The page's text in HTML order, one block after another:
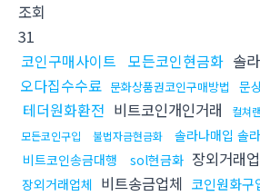
조회
31
코인구매사이트 모든코인현금화 솔
오다집수수료 문화상품권코인구매방법 문
테더원화환전 비트코인개인거래
컬쳐
모든코인구입
불법자금현금화
솔라나매입 솔
비트코인송금대행
sol현금화 장외거래
장외거래업체 비트송금업체 코인원화구